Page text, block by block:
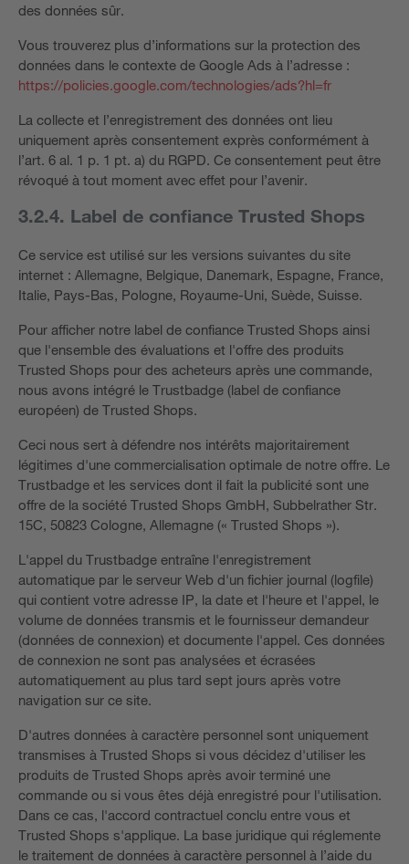
des données sûr.
Vous trouverez plus d’informations sur la protection des
données dans le contexte de Google Ads à l’adresse :
https://policies.google.com/technologies/ads?hl=fr
La collecte et l’enregistrement des données ont lieu
uniquement après consentement exprès conformément à
l’art. 6 al. 1 p. 1 pt. a) du RGPD. Ce consentement peut être
révoqué à tout moment avec effet pour l’avenir.
3.2.4. Label de confiance Trusted Shops
Ce service est utilisé sur les versions suivantes du site
internet : Allemagne, Belgique, Danemark, Espagne, France,
Italie, Pays-Bas, Pologne, Royaume-Uni, Suède, Suisse.
Pour afficher notre label de confiance Trusted Shops ainsi
que l'ensemble des évaluations et l'offre des produits
Trusted Shops pour des acheteurs après une commande,
nous avons intégré le Trustbadge (label de confiance
européen) de Trusted Shops.
Ceci nous sert à défendre nos intérêts majoritairement
légitimes d'une commercialisation optimale de notre offre. Le
Trustbadge et les services dont il fait la publicité sont une
offre de la société Trusted Shops GmbH, Subbelrather Str.
15C, 50823 Cologne, Allemagne (« Trusted Shops »).
L'appel du Trustbadge entraîne l'enregistrement
automatique par le serveur Web d'un fichier journal (logfile)
qui contient votre adresse IP, la date et l'heure et l'appel, le
volume de données transmis et le fournisseur demandeur
(données de connexion) et documente l'appel. Ces données
de connexion ne sont pas analysées et écrasées
automatiquement au plus tard sept jours après votre
navigation sur ce site.
D'autres données à caractère personnel sont uniquement
transmises à Trusted Shops si vous décidez d'utiliser les
produits de Trusted Shops après avoir terminé une
commande ou si vous êtes déjà enregistré pour l'utilisation.
Dans ce cas, l'accord contractuel conclu entre vous et
Trusted Shops s'applique. La base juridique qui réglemente
le traitement de données à caractère personnel à l’aide du